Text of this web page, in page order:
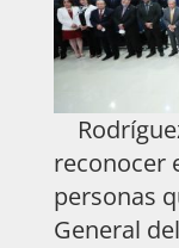
reconocer
personas
General